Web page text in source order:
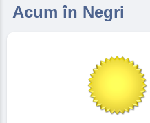
Acum în Negri